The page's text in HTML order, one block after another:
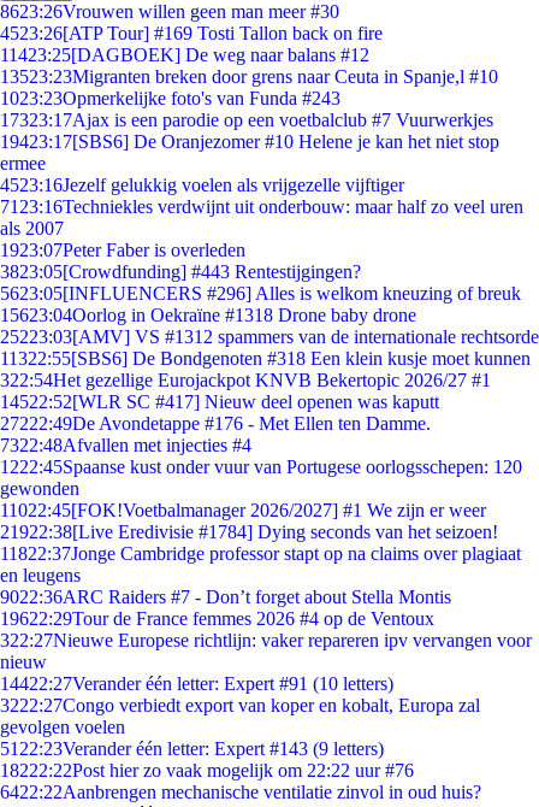
8623:26Vrouwen willen geen man meer #30
4523:26[ATP Tour] #169 Tosti Tallon back on fire
11423:25[DAGBOEK] De weg naar balans #12
13523:23Migranten breken door grens naar Ceuta in Spanje,l #10
1023:23Opmerkelijke foto's van Funda #243
17323:17Ajax is een parodie op een voetbalclub #7 Vuurwerkjes
19423:17[SBS6] De Oranjezomer #10 Helene je kan het niet stop
ermee
4523:16Jezelf gelukkig voelen als vrijgezelle vijftiger
71 23:16Techniekles verdwijnt uit onderbouw: maar half zo veel uren
als 2007
1923:07Peter Faber is overleden
3823:05[Crowdfunding] #443 Rentestijgingen?
5623:05[INFLUENCERS #296] Alles is welkom kneuzing of breuk
15623:04Oorlog in Oekraïne #1318 Drone baby drone
25223:03[AMV] VS #1312 spammers van de internationale rechtsorde
11322:55[SBS6] De Bondgenoten #318 Een klein kusje moet kunnen
322:54Het gezellige Eurojackpot KNVB Bekertopic 2026/27 #1
14522:52[WLR SC #417] Nieuw deel openen was kaputt
27222:49De Avondetappe #176 - Met Ellen ten Damme.
7322:48Afvallen met injecties #4
1222:45Spaanse kust onder vuur van Portugese oorlogsschepen: 120
gewonden
11022:45[FOK!Voetbalmanager 2026/2027] #1 We zijn er weer
21922:38[Live Eredivisie #1784] Dying seconds van het seizoen!
11822:37Jonge Cambridge professor stapt op na claims over plagiaat
en leugens
9022:36ARC Raiders #7 - Don’t forget about Stella Montis
19622:29Tour de France femmes 2026 #4 op de Ventoux
322:27Nieuwe Europese richtlijn: vaker repareren ipv vervangen voor
nieuw
14422:27Verander één letter: Expert #91 (10 letters)
3222:27Congo verbiedt export van koper en kobalt, Europa zal
gevolgen voelen
51 22:23Verander één letter: Expert #143 (9 letters)
18222:22Post hier zo vaak mogelijk om 22:22 uur #76
6422:22Aanbrengen mechanische ventilatie zinvol in oud huis?